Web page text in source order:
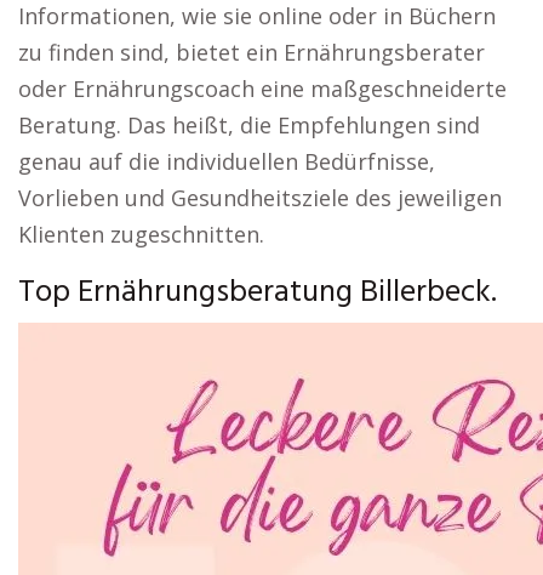
Informationen, wie sie online oder in Büchern
zu finden sind, bietet ein Ernährungsberater
oder Ernährungscoach eine maßgeschneiderte
Beratung. Das heißt, die Empfehlungen sind
genau auf die individuellen Bedürfnisse,
Vorlieben und Gesundheitsziele des jeweiligen
Klienten zugeschnitten.
Top Ernährungsberatung Billerbeck.